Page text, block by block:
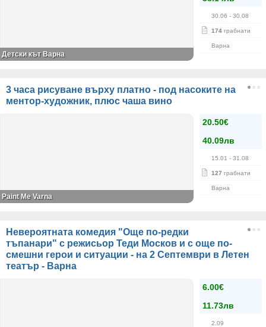
30.06 - 30.08
174 грабнати
Варна
Детски кът Варна
3 часа рисуване върху платно - под насоките на
ментор-художник, плюс чаша вино
20.50€
40.09лв
15.01 - 31.08
127 грабнати
Варна
Paint Me Varna
Невероятната комедия "Още по-редки
тъпанари" с режисьор Теди Москов и с още по-
смешни герои и ситуации - на 2 Септември в Летен
театър - Варна
6.00€
11.73лв
2.09